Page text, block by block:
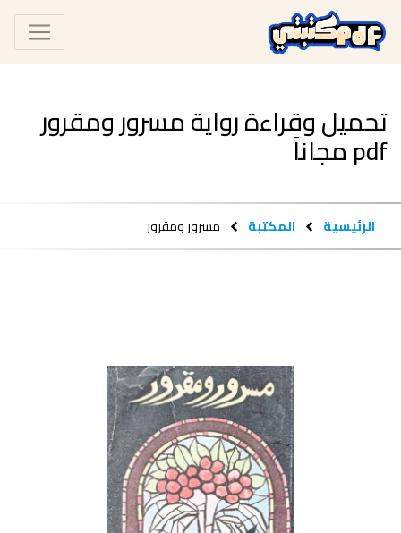
تحميل وقراءة رواية مسرور ومقرور
pdf مجاناً
الرئيسية المكتبة مسرور ومقرور